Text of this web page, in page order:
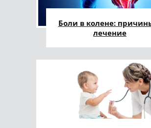
Боли в колене:
лечение